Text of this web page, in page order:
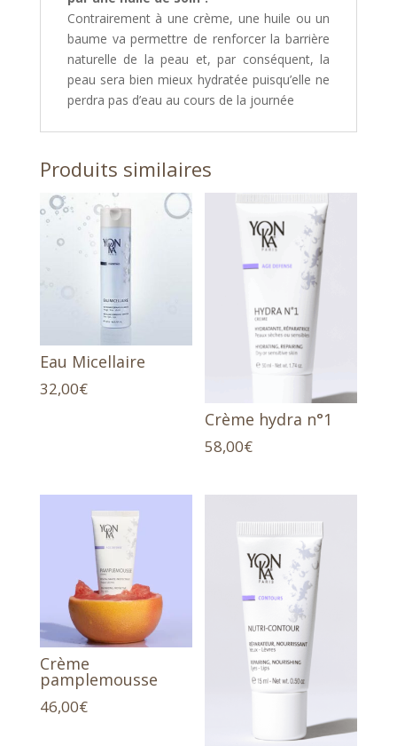
Contrairement à une crème, une huile ou un
baume va permettre de renforcer la barrière
naturelle de la peau et, par conséquent, la
peau sera bien mieux hydratée puisqu’elle ne
perdra pas d’eau au cours de la journée
Produits similaires
Eau Micellaire
32,00€
Crème hydra n°1
58,00€
Crème
pamplemousse
46,00€